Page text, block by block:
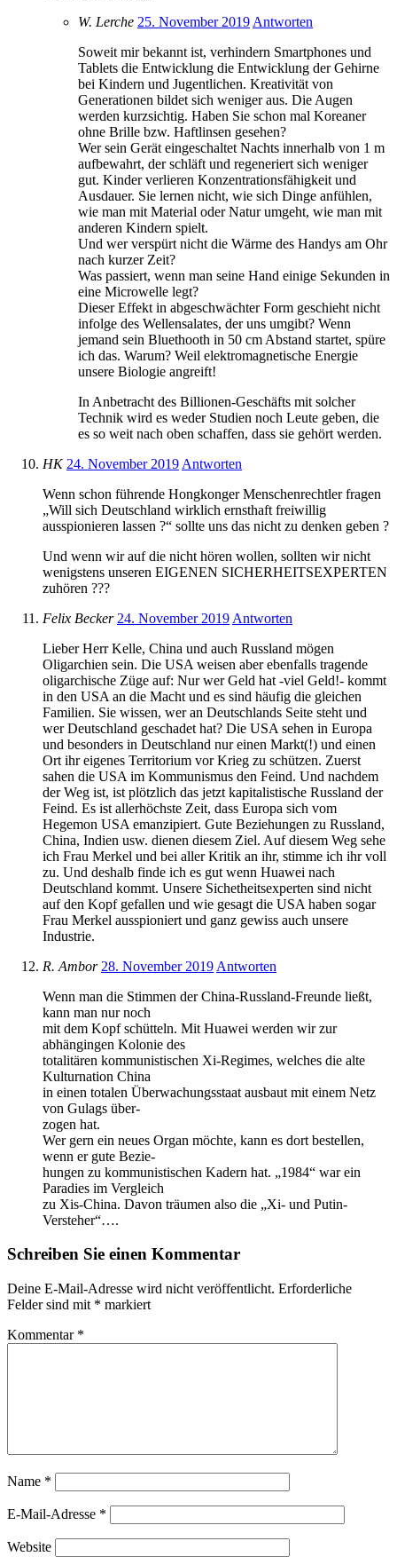
W. Lerche 25. November 2019 Antworten
Soweit mir bekannt ist, verhindern Smartphones und
Tablets die Entwicklung die Entwicklung der Gehirne
bei Kindern und Jugentlichen. Kreativität von
Generationen bildet sich weniger aus. Die Augen
werden kurzsichtig. Haben Sie schon mal Koreaner
ohne Brille bzw. Haftlinsen gesehen?
Wer sein Gerät eingeschaltet Nachts innerhalb von 1 m
aufbewahrt, der schläft und regeneriert sich weniger
gut. Kinder verlieren Konzentrationsfähigkeit und
Ausdauer. Sie lernen nicht, wie sich Dinge anfühlen,
wie man mit Material oder Natur umgeht, wie man mit
anderen Kindern spielt.
Und wer verspürt nicht die Wärme des Handys am Ohr
nach kurzer Zeit?
Was passiert, wenn man seine Hand einige Sekunden in
eine Microwelle legt?
Dieser Effekt in abgeschwächter Form geschieht nicht
infolge des Wellensalates, der uns umgibt? Wenn
jemand sein Bluethooth in 50 cm Abstand startet, spüre
ich das. Warum? Weil elektromagnetische Energie
unsere Biologie angreift!
In Anbetracht des Billionen-Geschäfts mit solcher
Technik wird es weder Studien noch Leute geben, die
es so weit nach oben schaffen, dass sie gehört werden.
HK 24. November 2019 Antworten
Wenn schon führende Hongkonger Menschenrechtler fragen
„Will sich Deutschland wirklich ernsthaft freiwillig
ausspionieren lassen ?“ sollte uns das nicht zu denken geben ?
Und wenn wir auf die nicht hören wollen, sollten wir nicht
wenigstens unseren EIGENEN SICHERHEITSEXPERTEN
zuhören ???
Felix Becker 24. November 2019 Antworten
Lieber Herr Kelle, China und auch Russland mögen
Oligarchien sein. Die USA weisen aber ebenfalls tragende
oligarchische Züge auf: Nur wer Geld hat -viel Geld!- kommt
in den USA an die Macht und es sind häufig die gleichen
Familien. Sie wissen, wer an Deutschlands Seite steht und
wer Deutschland geschadet hat? Die USA sehen in Europa
und besonders in Deutschland nur einen Markt(!) und einen
Ort ihr eigenes Territorium vor Krieg zu schützen. Zuerst
sahen die USA im Kommunismus den Feind. Und nachdem
der Weg ist, ist plötzlich das jetzt kapitalistische Russland der
Feind. Es ist allerhöchste Zeit, dass Europa sich vom
Hegemon USA emanzipiert. Gute Beziehungen zu Russland,
China, Indien usw. dienen diesem Ziel. Auf diesem Weg sehe
ich Frau Merkel und bei aller Kritik an ihr, stimme ich ihr voll
zu. Und deshalb finde ich es gut wenn Huawei nach
Deutschland kommt. Unsere Sichetheitsexperten sind nicht
auf den Kopf gefallen und wie gesagt die USA haben sogar
Frau Merkel ausspioniert und ganz gewiss auch unsere
Industrie.
R. Ambor 28. November 2019 Antworten
Wenn man die Stimmen der China-Russland-Freunde ließt,
kann man nur noch
mit dem Kopf schütteln. Mit Huawei werden wir zur
abhängingen Kolonie des
totalitären kommunistischen Xi-Regimes, welches die alte
Kulturnation China
in einen totalen Überwachungsstaat ausbaut mit einem Netz
von Gulags über-
zogen hat.
Wer gern ein neues Organ möchte, kann es dort bestellen,
wenn er gute Bezie-
hungen zu kommunistischen Kadern hat. „1984“ war ein
Paradies im Vergleich
zu Xis-China. Davon träumen also die „Xi- und Putin-
Versteher“….
Schreiben Sie einen Kommentar
Deine E-Mail-Adresse wird nicht veröffentlicht. Erforderliche
Felder sind mit * markiert
Kommentar *
Name *
E-Mail-Adresse *
Website